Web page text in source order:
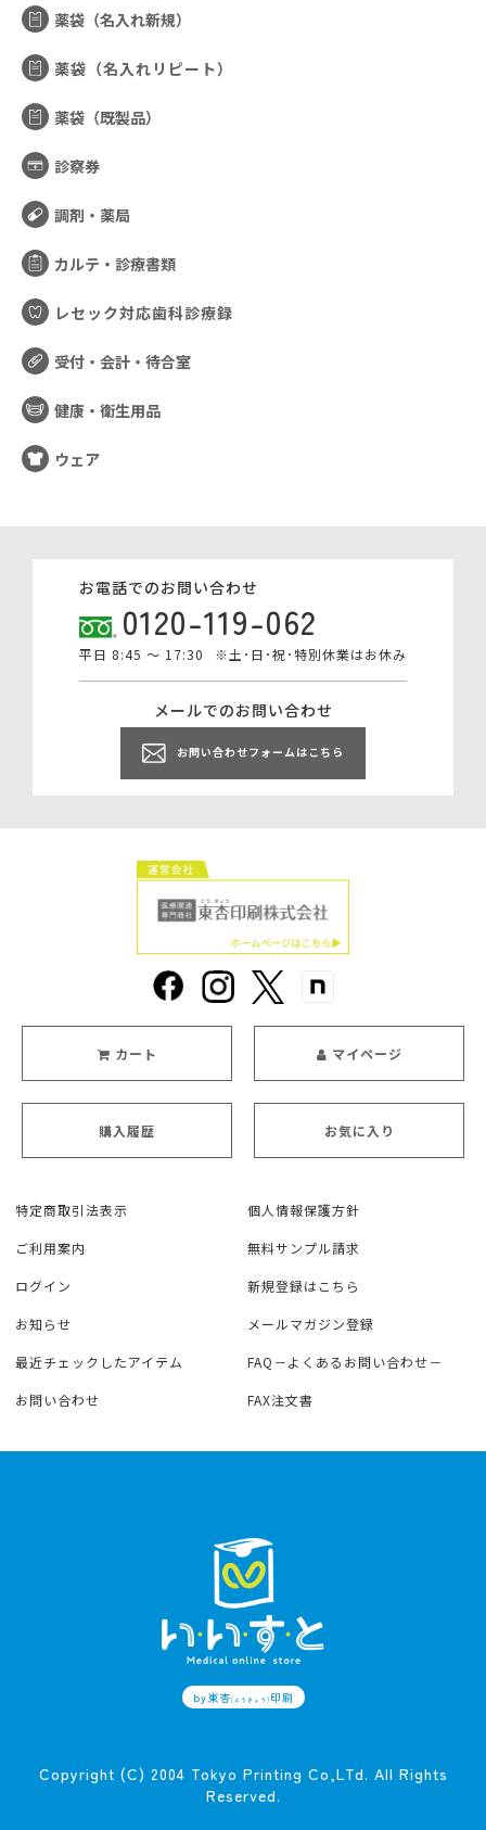
薬袋（名入れ新規）
薬袋（名入れリピート）
薬袋（既製品）
診察券
調剤・薬局
カルテ・診療書類
レセック対応歯科診療録
受付・会計・待合室
健康・衛生用品
ウェア
お電話でのお問い合わせ
0120-119-062
平日 8:45 ～ 17:30 ※土･日･祝･特別休業はお休み
メールでのお問い合わせ
お問い合わせフォームはこちら
カート マイページ
購入履歴 お気に入り
特定商取引法表示 個人情報保護方針
ご利用案内 無料サンプル請求
ログイン 新規登録はこちら
お知らせ メールマガジン登録
最近チェックしたアイテム FAQ－よくあるお問い合わせ－
お問い合わせ FAX注文書
by東杏(とうきょう) 印刷
Copyright (C) 2004 Tokyo Printing Co,LTd. All Rights
Reserved.